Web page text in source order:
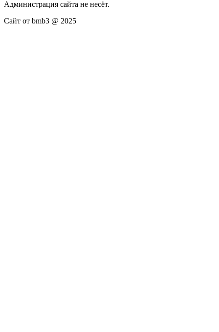
Администрация сайта не несёт.
Сайт от bmb3 @ 2025